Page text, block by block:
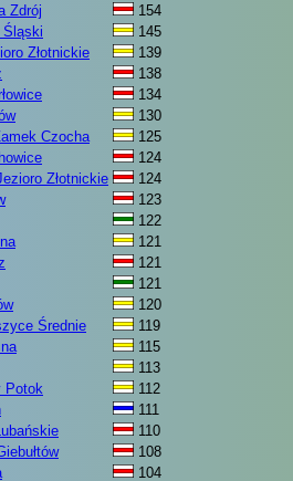
Zdrój
154
Śląski
145
Złotnickie
139
138
134
130
Czocha
125
124
Złotnickie
124
123
122
121
121
121
120
Średnie
119
115
113
Potok
112
111
110
108
104